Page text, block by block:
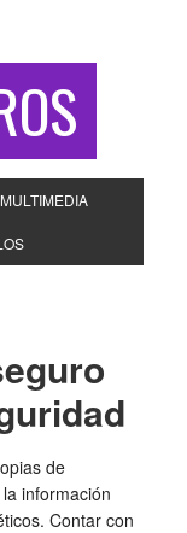
MULTIMEDIA
de
información
Contar con